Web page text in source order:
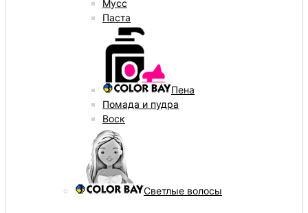
Мусс
Паста
Пена
Помада и пудра
Воск
Светлые волосы